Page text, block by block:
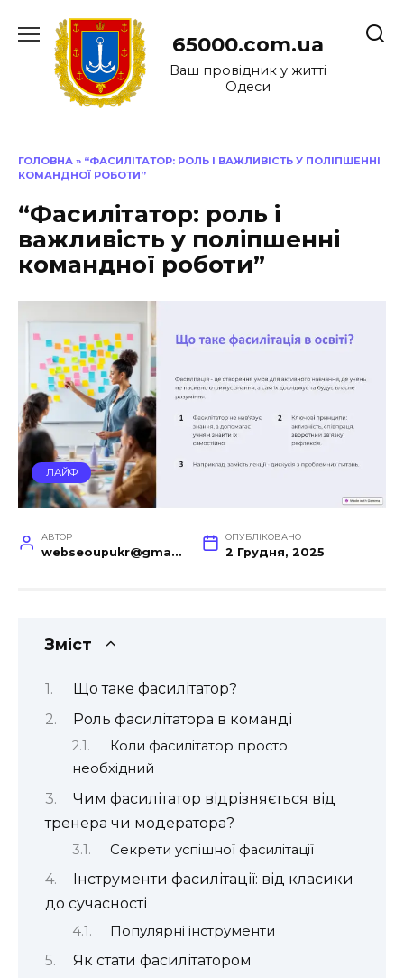
до
65000.com.ua
Ваш провідник у житті
Одеси
ГОЛОВНА » “ФАСИЛІТАТОР: РОЛЬ І ВАЖЛИВІСТЬ У ПОЛІПШЕННІ
КОМАНДНОЇ РОБОТИ”
“Фасилітатор: роль і
важливість у поліпшенні
командної роботи”
ЛАЙФ
АВТОР
webseoupukr@gmail.com
ОПУБЛІКОВАНО
2 Грудня, 2025
Зміст
Що таке фасилітатор?
Роль фасилітатора в команді
Коли фасилітатор просто
необхідний
Чим фасилітатор відрізняється від
тренера чи модератора?
Секрети успішної фасилітації
Інструменти фасилітації: від класики
до сучасності
Популярні інструменти
Як стати фасилітатором